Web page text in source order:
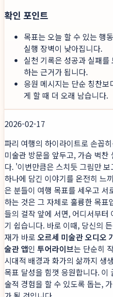
확인 포인트
목표는 오늘 할 수 있는 행
실행 장벽이 낮아집니다.
실천 기록은 성공과 실패
하는 근거가 됩니다.
응원 메시지는 단순 칭찬
게 할 때 더 오래 남습니다.
2026-02-17
파리 여행의 하이라이트로 손꼽
미술관 방문을 앞두고, 가슴 벅찬
다. '이번만큼은 스치듯 그림만
하나에 담긴 이야기를 온전히 느
은 분들이 여행 목표를 세우고
하는 것은 그 자체로 훌륭한 목
들의 걸작 앞에 서면, 어디서부터
기 쉽습니다. 바로 이때, 당신의
재가 바로 오르세 미술관 오디오
술관 앱인 투어라이브는 단순히
시대적 배경과 화가의 삶까지 생
목표 달성을 힘껏 응원합니다. 이
술적 경험을 할 수 있도록 돕는,